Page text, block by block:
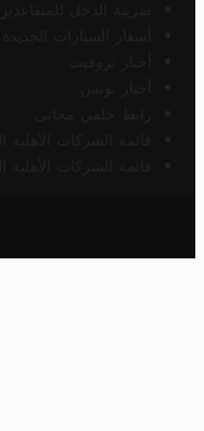
ضريبة الدخل
أسعار السيارات
أخبار تروفيت
أخبار تونس
رابط خلفي مجاني
قائمة الشركات الأهلية
قائمة الشركات الأهلية